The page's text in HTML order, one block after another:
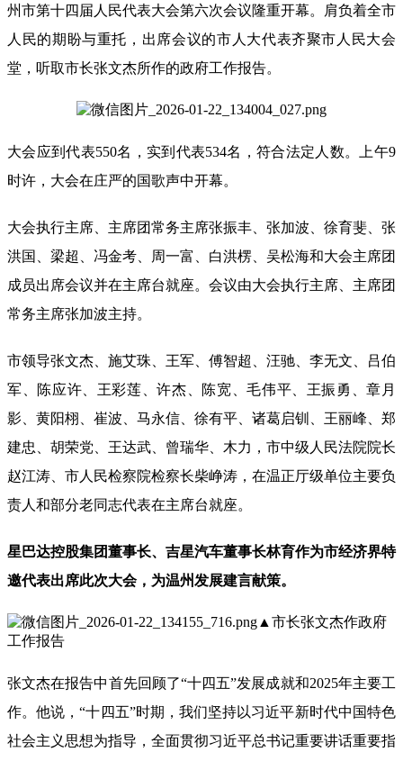
州市第十四届人民代表大会第六次会议隆重开幕。肩负着全市
人民的期盼与重托，出席会议的市人大代表齐聚市人民大会
堂，听取市长张文杰所作的政府工作报告。
大会应到代表550名，实到代表534名，符合法定人数。上午9
时许，大会在庄严的国歌声中开幕。
大会执行主席、主席团常务主席张振丰、张加波、徐育斐、张
洪国、梁超、冯金考、周一富、白洪楞、吴松海和大会主席团
成员出席会议并在主席台就座。会议由大会执行主席、主席团
常务主席张加波主持。
市领导张文杰、施艾珠、王军、傅智超、汪驰、李无文、吕伯
军、陈应许、王彩莲、许杰、陈宽、毛伟平、王振勇、章月
影、黄阳栩、崔波、马永信、徐有平、诸葛启钏、王丽峰、郑
建忠、胡荣党、王达武、曾瑞华、木力，市中级人民法院院长
赵江涛、市人民检察院检察长柴峥涛，在温正厅级单位主要负
责人和部分老同志代表在主席台就座。
星巴达控股集团董事长、吉星汽车董事长林育作为市经济界特
邀代表出席此次大会，为温州发展建言献策。
▲ 市长张文杰作政府
工作报告
张文杰在报告中首先回顾了“十四五”发展成就和2025年主要工
作。他说，“十四五”时期，我们坚持以习近平新时代中国特色
社会主义思想为指导，全面贯彻习近平总书记重要讲话重要指